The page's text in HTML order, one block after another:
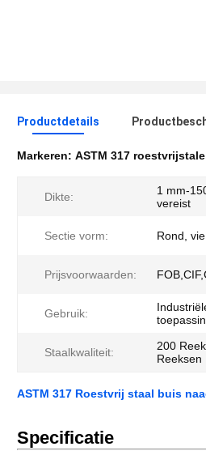
Productdetails
Markeren: ASTM 317
Dikte:
1 mm-
vereist
Sectie vorm: Rond,
Prijsvoorwaarden:
Gebruik:
Staalkwaliteit:
200
Reeksen
ASTM 317 Roestvrij staal buis
Specificatie